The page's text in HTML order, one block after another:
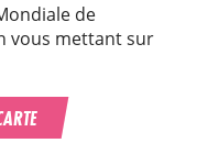
de
vous mettant sur